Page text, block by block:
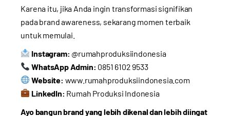
Karena itu, jika Anda ingin transformasi signifikan
pada brand awareness, sekarang momen terbaik
untuk memulai.
Instagram: @rumahproduksiindonesia
WhatsApp Admin: 0851 6102 9533
Website: www.rumahproduksiindonesia.com
LinkedIn: Rumah Produksi Indonesia
Ayo bangun brand yang lebih dikenal dan lebih diingat